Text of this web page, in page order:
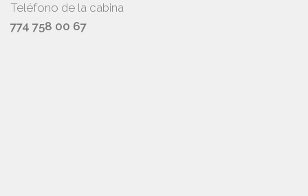
Teléfono de la cabina
774 758 00 67